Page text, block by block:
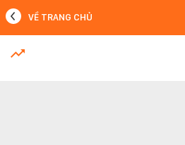
MỚI NHẤT
VỀ TRANG CHỦ